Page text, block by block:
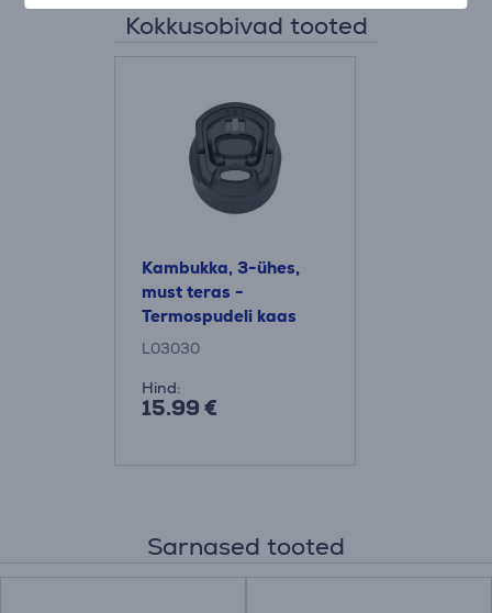
Kokkusobivad tooted
Kambukka, 3-ühes,
must teras -
Termospudeli kaas
L03030
Hind:
15.99 €
Sarnased tooted